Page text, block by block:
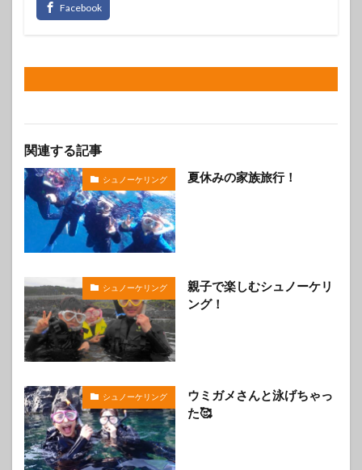
関連する記事
シュノーケリング 夏休みの家族旅行！
シュノーケリング
親子で楽しむシュノーケリ
ング！
シュノーケリング
ウミガメさんと泳げちゃっ
た🥰